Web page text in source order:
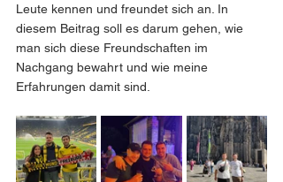
Leute kennen und freundet sich an. In
diesem Beitrag soll es darum gehen, wie
man sich diese Freundschaften im
Nachgang bewahrt und wie meine
Erfahrungen damit sind.